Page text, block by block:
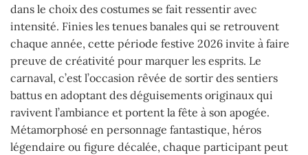
dans le choix des costumes se fait ressentir avec
intensité. Finies les tenues banales qui se retrouvent
chaque année, cette période festive 2026 invite à faire
preuve de créativité pour marquer les esprits. Le
carnaval, c’est l’occasion rêvée de sortir des sentiers
battus en adoptant des déguisements originaux qui
ravivent l’ambiance et portent la fête à son apogée.
Métamorphosé en personnage fantastique, héros
légendaire ou figure décalée, chaque participant peut